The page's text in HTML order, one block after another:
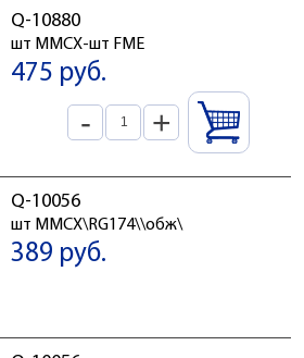
Q-10880
шт MMCX-шт FME
475 руб.
- +
Q-10056
шт MMCX\RG174\\обж\
389 руб.